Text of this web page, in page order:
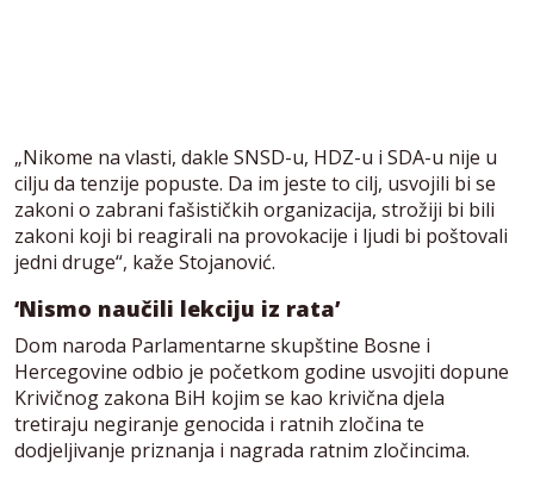
„Nikome na vlasti, dakle SNSD-u, HDZ-u i SDA-u nije u
cilju da tenzije popuste. Da im jeste to cilj, usvojili bi se
zakoni o zabrani fašističkih organizacija, strožiji bi bili
zakoni koji bi reagirali na provokacije i ljudi bi poštovali
jedni druge“, kaže Stojanović.
‘Nismo naučili lekciju iz rata’
Dom naroda Parlamentarne skupštine Bosne i
Hercegovine odbio je početkom godine usvojiti dopune
Krivičnog zakona BiH kojim se kao krivična djela
tretiraju negiranje genocida i ratnih zločina te
dodjeljivanje priznanja i nagrada ratnim zločincima.